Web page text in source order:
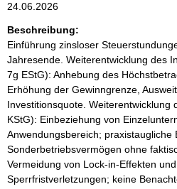
24.06.2026
Beschreibung:
Einführung zinsloser
Jahresende. Weiterentwicklung des
7g EStG): Anhebung des
Erhöhung der Gewinngrenze,
Investitionsquote. Weiterentwicklung
KStG): Einbeziehung von
Anwendungsbereich; praxistaugliche
Sonderbetriebsvermögen ohne
Vermeidung von Lock-in-Effekten
Sperrfristverletzungen; keine